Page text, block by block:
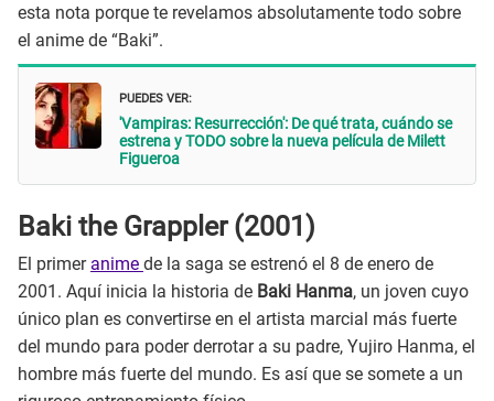
esta nota porque te revelamos absolutamente todo sobre
el anime de “Baki”.
PUEDES VER:
'Vampiras: Resurrección': De qué trata, cuándo se
estrena y TODO sobre la nueva película de Milett
Figueroa
Baki the Grappler (2001)
El primer anime de la saga se estrenó el 8 de enero de
2001. Aquí inicia la historia de Baki Hanma, un joven cuyo
único plan es convertirse en el artista marcial más fuerte
del mundo para poder derrotar a su padre, Yujiro Hanma, el
hombre más fuerte del mundo. Es así que se somete a un